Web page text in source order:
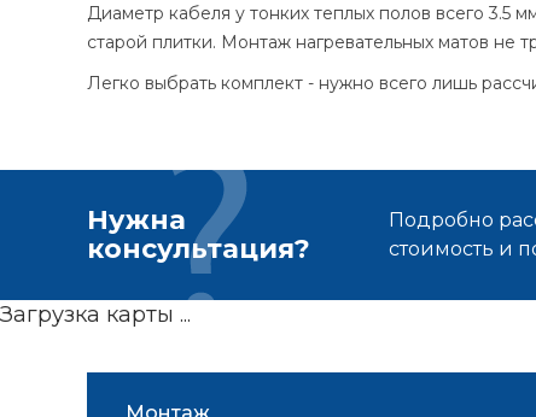
Диаметр кабеля у тонких теплых полов всего 3.5
старой плитки. Монтаж нагревательных матов не
Легко выбрать комплект - нужно всего лишь
Нужна
консультация?
Подробно
стоимость и
Монтаж
Загрузка карты ...